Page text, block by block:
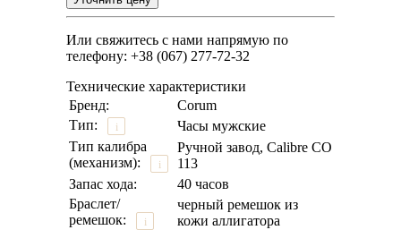
Или свяжитесь с нами напрямую по
телефону: +38 (067) 277-72-32
Технические характеристики
Бренд:
Corum
Тип:
i
Часы мужские
Тип калибра
(механизм):
i
Ручной завод, Calibre CO
113
Запас хода:
40 часов
Браслет/
ремешок:
i
черный ремешок из
кожи аллигатора